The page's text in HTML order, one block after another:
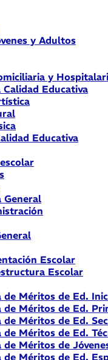
y Adultos
y
Educativa
Educativa
General
Escolar
Escolar
Méritos de Ed.
Méritos de Ed.
Méritos de Ed.
Méritos de Ed.
Méritos de
Méritos de Ed.